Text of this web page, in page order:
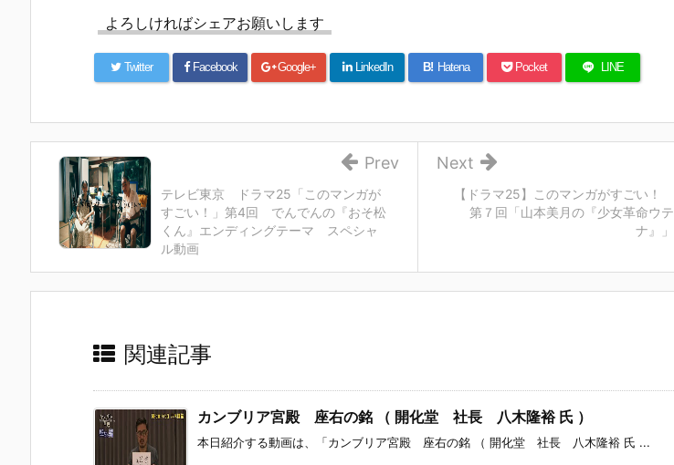
よろしければシェアお願いします
Twitter Facebook Google+ LinkedIn B! Hatena Pocket LINE
【ドラマ25】このマンガがすごい！
第７回「山本美月の『少女革命ウテ
ナ』」
Next
テレビ東京 ドラマ25「このマンガが
すごい！」第4回 でんでんの『おそ松
くん』エンディングテーマ スペシャ
ル動画
Prev
関連記事
カンブリア宮殿 座右の銘 （ 開化堂 社長 八木隆裕 氏 ）
本日紹介する動画は、「カンブリア宮殿 座右の銘 （ 開化堂 社長 八木隆裕 氏 ...